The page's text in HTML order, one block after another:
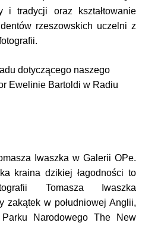
i tradycji oraz kształtowanie
rzeszowskich uczelni z
dotyczącego naszego
Ewelinie Bartoldi w Radiu
Iwaszka w Galerii OPe.
kraina dzikiej łagodności to
Tomasza Iwaszka
zakątek w południowej Anglii,
Narodowego The New